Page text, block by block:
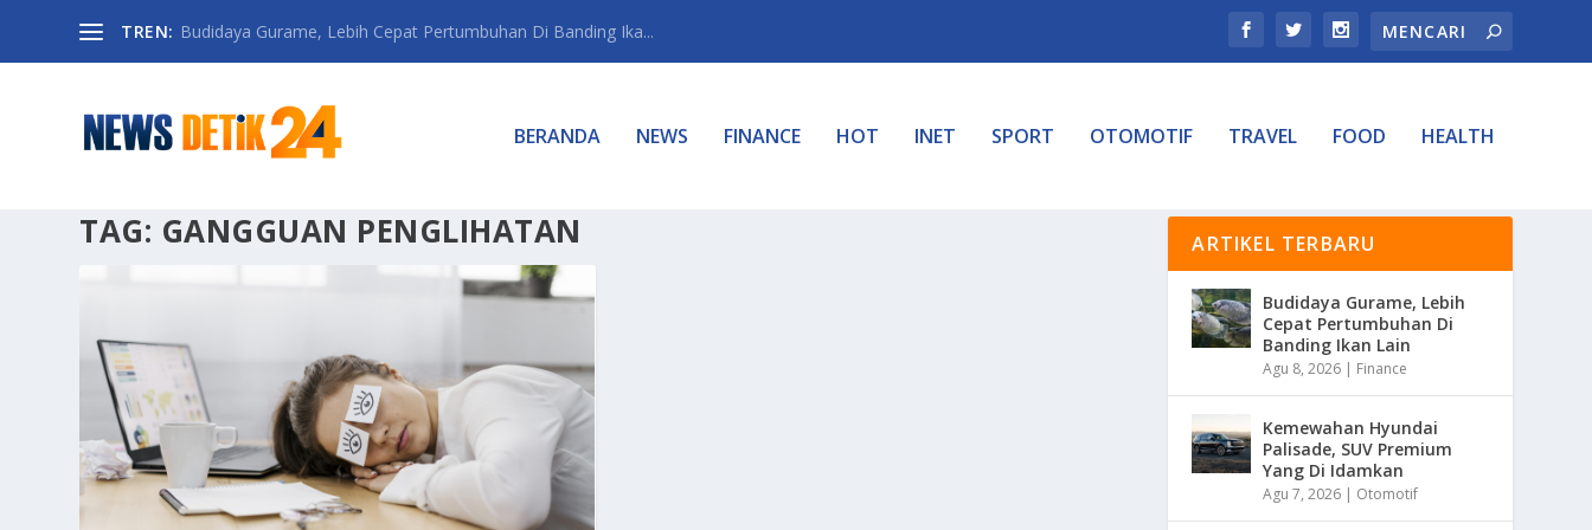
TREN: Budidaya Gurame, Lebih Cepat Pertumbuhan Di Banding Ika...
BERANDA NEWS FINANCE HOT INET SPORT OTOMOTIF TRAVEL FOOD HEALTH
TAG: GANGGUAN PENGLIHATAN ARTIKEL TERBARU
Budidaya Gurame, Lebih
Cepat Pertumbuhan Di
Banding Ikan Lain
Agu 8, 2026 | Finance
Kemewahan Hyundai
Palisade, SUV Premium
Yang Di Idamkan
Agu 7, 2026 | Otomotif